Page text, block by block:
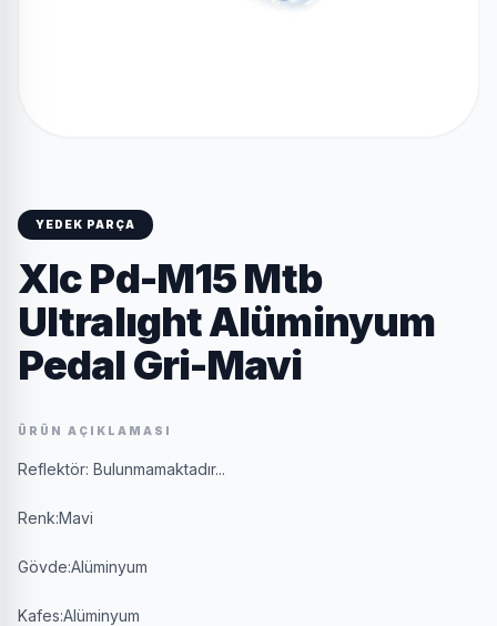
YEDEK PARÇA
Xlc Pd-M15 Mtb
Ultralıght Alüminyum
Pedal Gri-Mavi
ÜRÜN AÇIKLAMASI
Reflektör: Bulunmamaktadır...
Renk:Mavi
Gövde:Alüminyum
Kafes:Alüminyum